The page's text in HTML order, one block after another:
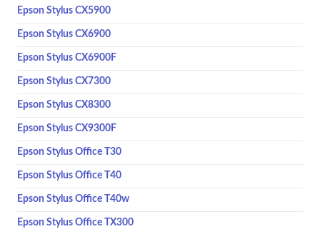
Epson Stylus CX5900
Epson Stylus CX6900
Epson Stylus CX6900F
Epson Stylus CX7300
Epson Stylus CX8300
Epson Stylus CX9300F
Epson Stylus Office T30
Epson Stylus Office T40
Epson Stylus Office T40w
Epson Stylus Office TX300